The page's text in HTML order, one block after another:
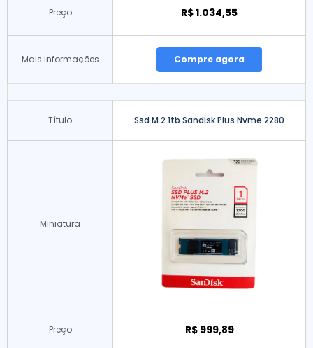
Preço R$ 1.034,55
Mais informações Compre agora
Título Ssd M.2 1tb Sandisk Plus Nvme 2280
Miniatura
Preço R$ 999,89